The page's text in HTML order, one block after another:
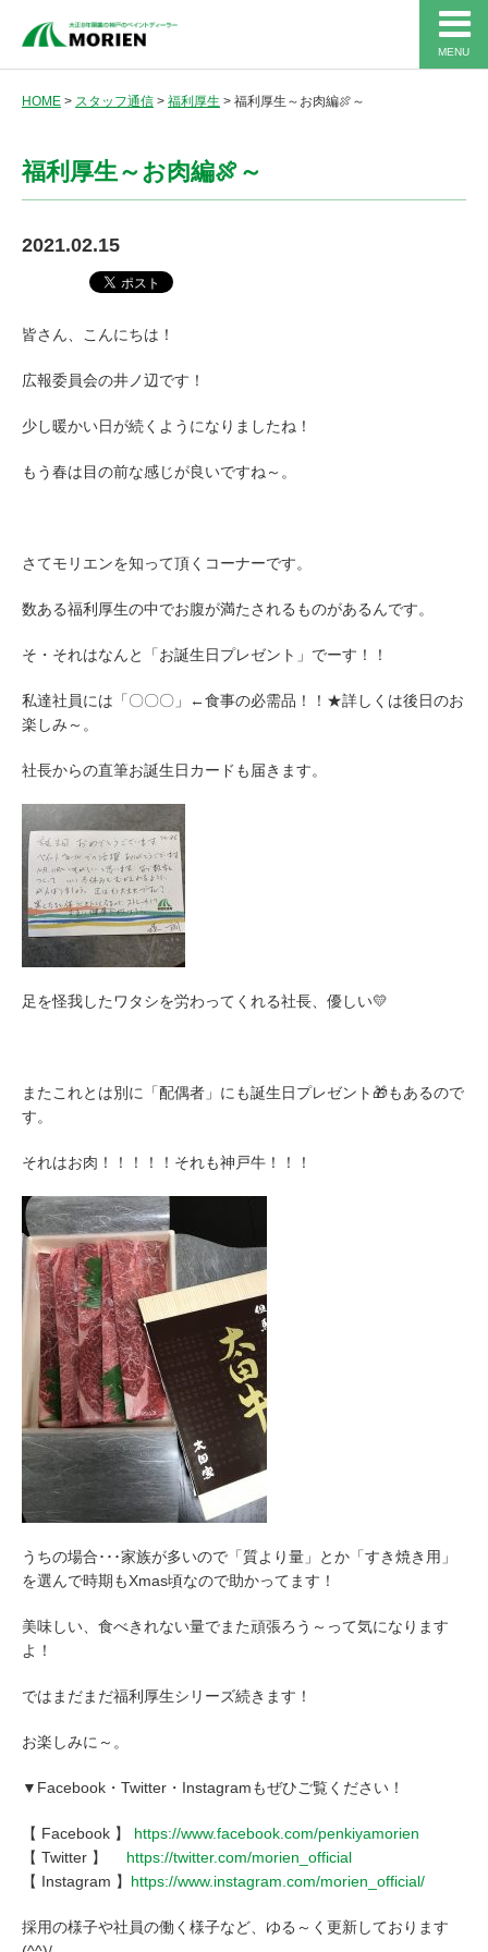
MENU
HOME > スタッフ通信 > 福利厚生 > 福利厚生～お肉編🍖～
福利厚生～お肉編🍖～
2021.02.15
皆さん、こんにちは！
広報委員会の井ノ辺です！
少し暖かい日が続くようになりましたね！
もう春は目の前な感じが良いですね～。
さてモリエンを知って頂くコーナーです。
数ある福利厚生の中でお腹が満たされるものがあるんです。
そ・それはなんと「お誕生日プレゼント」でーす！！
私達社員には「〇〇〇」←食事の必需品！！★詳しくは後日のお
楽しみ～。
社長からの直筆お誕生日カードも届きます。
足を怪我したワタシを労わってくれる社長、優しい💛
またこれとは別に「配偶者」にも誕生日プレゼント🎁もあるので
す。
それはお肉！！！！！それも神戸牛！！！
うちの場合･･･家族が多いので「質より量」とか「すき焼き用」
を選んで時期もXmas頃なので助かってます！
美味しい、食べきれない量でまた頑張ろう～って気になります
よ！
ではまだまだ福利厚生シリーズ続きます！
お楽しみに～。
▼Facebook・Twitter・Instagramもぜひご覧ください！
【 Facebook 】
https://www.facebook.com/penkiyamorien
【 Twitter 】
https://twitter.com/morien_official
【 Instagram 】 https://www.instagram.com/morien_official/
採用の様子や社員の働く様子など、ゆる～く更新しております